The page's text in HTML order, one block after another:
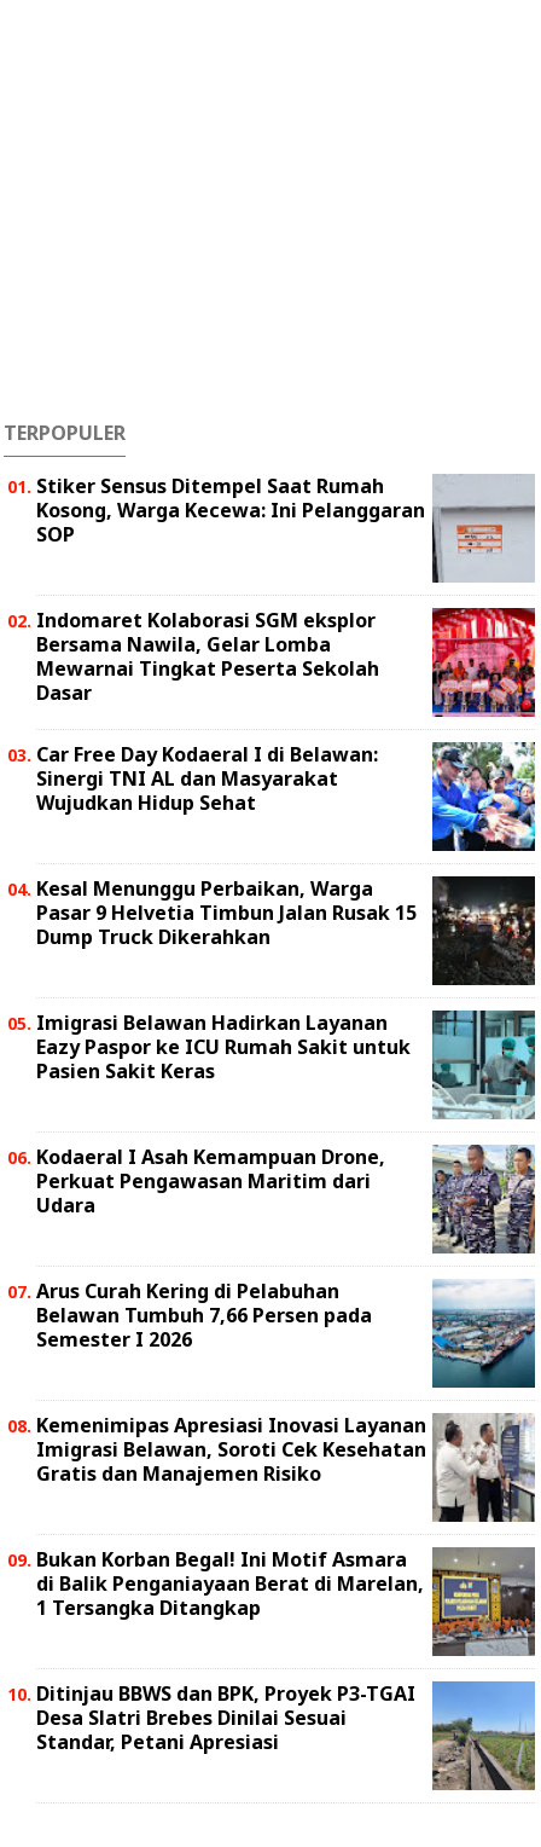
TERPOPULER
Stiker Sensus Ditempel Saat Rumah
Kosong, Warga Kecewa: Ini Pelanggaran
SOP
Indomaret Kolaborasi SGM eksplor
Bersama Nawila, Gelar Lomba
Mewarnai Tingkat Peserta Sekolah
Dasar
Car Free Day Kodaeral I di Belawan:
Sinergi TNI AL dan Masyarakat
Wujudkan Hidup Sehat
Kesal Menunggu Perbaikan, Warga
Pasar 9 Helvetia Timbun Jalan Rusak 15
Dump Truck Dikerahkan
Imigrasi Belawan Hadirkan Layanan
Eazy Paspor ke ICU Rumah Sakit untuk
Pasien Sakit Keras
Kodaeral I Asah Kemampuan Drone,
Perkuat Pengawasan Maritim dari
Udara
Arus Curah Kering di Pelabuhan
Belawan Tumbuh 7,66 Persen pada
Semester I 2026
Kemenimipas Apresiasi Inovasi Layanan
Imigrasi Belawan, Soroti Cek Kesehatan
Gratis dan Manajemen Risiko
Bukan Korban Begal! Ini Motif Asmara
di Balik Penganiayaan Berat di Marelan,
1 Tersangka Ditangkap
Ditinjau BBWS dan BPK, Proyek P3-TGAI
Desa Slatri Brebes Dinilai Sesuai
Standar, Petani Apresiasi